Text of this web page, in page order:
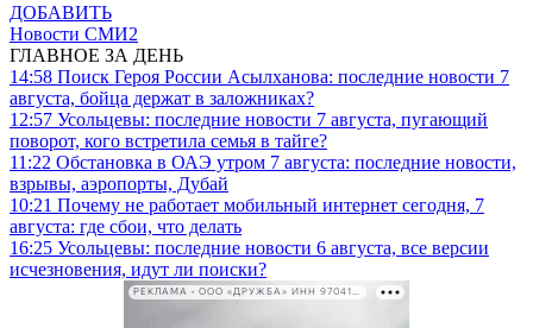
ДОБАВИТЬ
Новости СМИ2
ГЛАВНОЕ ЗА ДЕНЬ
14:58 Поиск Героя России Асылханова: последние новости 7
августа, бойца держат в заложниках?
12:57 Усольцевы: последние новости 7 августа, пугающий
поворот, кого встретила семья в тайге?
11:22 Обстановка в ОАЭ утром 7 августа: последние новости,
взрывы, аэропорты, Дубай
10:21 Почему не работает мобильный интернет сегодня, 7
августа: где сбои, что делать
16:25 Усольцевы: последние новости 6 августа, все версии
исчезновения, идут ли поиски?
РЕКЛАМА • ООО «ДРУЖБА» ИНН 9704146411